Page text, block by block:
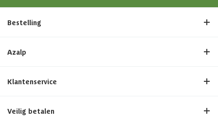
Bestelling
Azalp
Klantenservice
Veilig betalen